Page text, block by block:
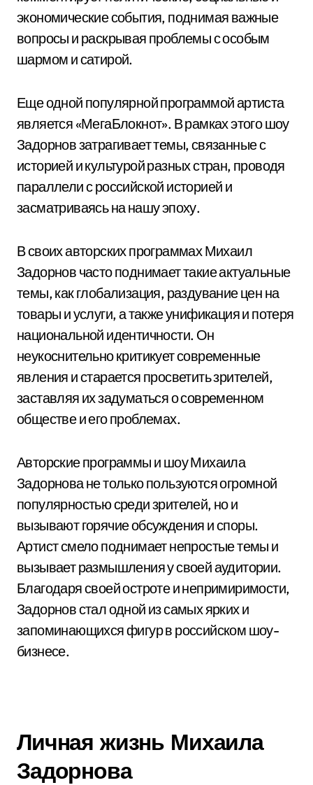
экономические события, поднимая важные
вопросы и раскрывая проблемы с особым
шармом и сатирой.
Еще одной популярной программой артиста
является «МегаБлокнот». В рамках этого шоу
Задорнов затрагивает темы, связанные с
историей и культурой разных стран, проводя
параллели с российской историей и
засматриваясь на нашу эпоху.
В своих авторских программах Михаил
Задорнов часто поднимает такие актуальные
темы, как глобализация, раздувание цен на
товары и услуги, а также унификация и потеря
национальной идентичности. Он
неукоснительно критикует современные
явления и старается просветить зрителей,
заставляя их задуматься о современном
обществе и его проблемах.
Авторские программы и шоу Михаила
Задорнова не только пользуются огромной
популярностью среди зрителей, но и
вызывают горячие обсуждения и споры.
Артист смело поднимает непростые темы и
вызывает размышления у своей аудитории.
Благодаря своей остроте и непримиримости,
Задорнов стал одной из самых ярких и
запоминающихся фигур в российском шоу-
бизнесе.
Личная жизнь Михаила
Задорнова